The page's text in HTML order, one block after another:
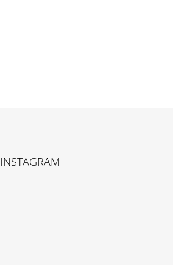
Y
INSTAGRAM